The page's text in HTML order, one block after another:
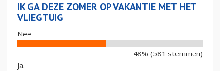
IK GA DEZE ZOMER OP VAKANTIE MET HET
VLIEGTUIG
Nee.
48% (581 stemmen)
Ja.